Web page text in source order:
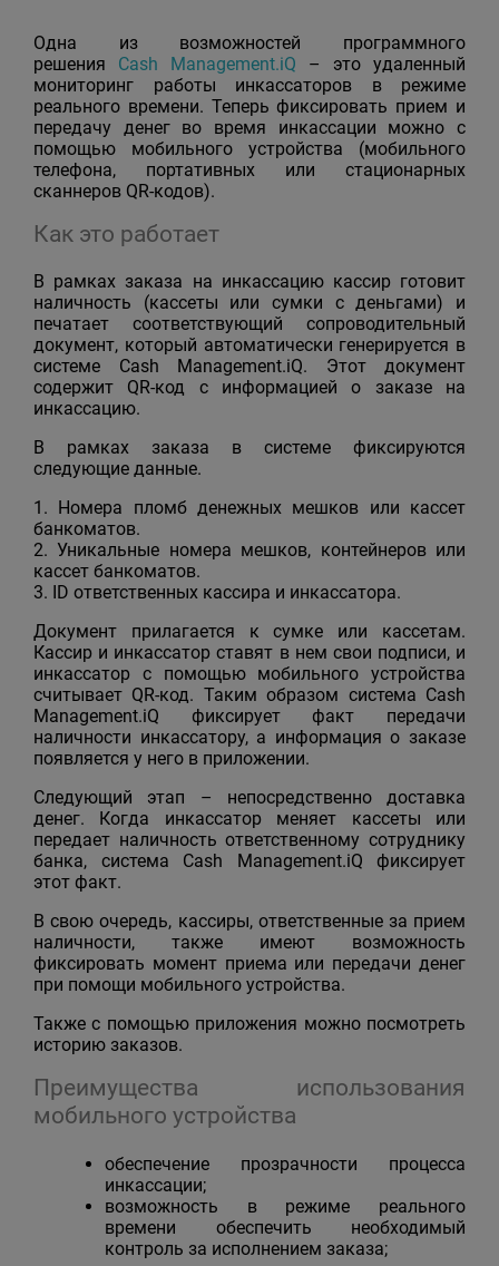
Одна из возможностей программного
решения Cash Management.iQ – это удаленный
мониторинг работы инкассаторов в режиме
реального времени. Теперь фиксировать прием и
передачу денег во время инкассации можно с
помощью мобильного устройства (мобильного
телефона, портативных или стационарных
сканнеров QR-кодов).
Как это работает
В рамках заказа на инкассацию кассир готовит
наличность (кассеты или сумки с деньгами) и
печатает соответствующий сопроводительный
документ, который автоматически генерируется в
системе Cash Management.iQ. Этот документ
содержит QR-код с информацией о заказе на
инкассацию.
В рамках заказа в системе фиксируются
следующие данные.
1. Номера пломб денежных мешков или кассет
банкоматов.
2. Уникальные номера мешков, контейнеров или
кассет банкоматов.
3. ID ответственных кассира и инкассатора.
Документ прилагается к сумке или кассетам.
Кассир и инкассатор ставят в нем свои подписи, и
инкассатор с помощью мобильного устройства
считывает QR-код. Таким образом система Cash
Management.iQ фиксирует факт передачи
наличности инкассатору, а информация о заказе
появляется у него в приложении.
Следующий этап – непосредственно доставка
денег. Когда инкассатор меняет кассеты или
передает наличность ответственному сотруднику
банка, система Cash Management.iQ фиксирует
этот факт.
В свою очередь, кассиры, ответственные за прием
наличности, также имеют возможность
фиксировать момент приема или передачи денег
при помощи мобильного устройства.
Также с помощью приложения можно посмотреть
историю заказов.
Преимущества использования
мобильного устройства
обеспечение прозрачности процесса
инкассации;
возможность в режиме реального
времени обеспечить необходимый
контроль за исполнением заказа;